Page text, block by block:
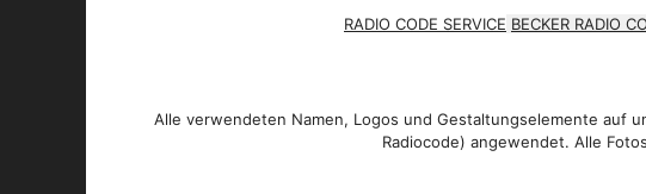
RADIO CODE SERVICE BECKER RADIO
Alle verwendeten Namen, Logos und Gestaltungselemente auf
Radiocode) angewendet. Alle